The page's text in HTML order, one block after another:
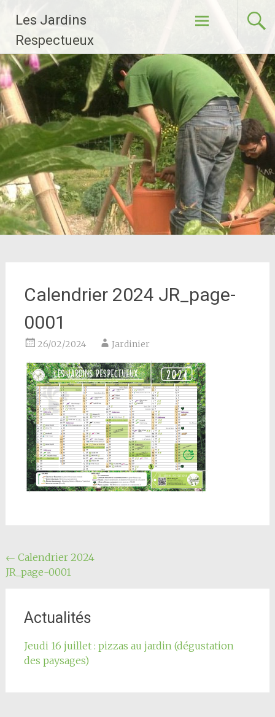
contenu
principal
Les Jardins
Respectueux
Calendrier 2024 JR_page-
0001
26/02/2024 Jardinier
Navigation
de
← Calendrier 2024
JR_page-0001
Actualités
Jeudi 16 juillet : pizzas au jardin (dégustation
des paysages)